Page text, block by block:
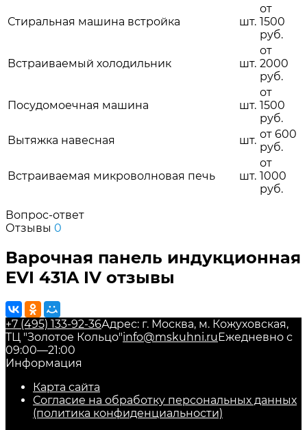
Стиральная машина встройка шт.
от
1500
руб.
Встраиваемый холодильник шт.
от
2000
руб.
Посудомоечная машина шт.
от
1500
руб.
Вытяжка навесная
шт. от 600
руб.
Встраиваемая микроволновая печь шт.
от
1000
руб.
Вопрос-ответ
Отзывы 0
Варочная панель индукционная
EVI 431A IV отзывы
+7 (495) 133-92-36Адрес: г. Москва, м. Кожуховская,
ТЦ "Золотое Кольцо"info@mskuhni.ru Ежедневно с
09:00—21:00
Информация
Карта сайта
Согласие на обработку персональных данных
(политика конфиденциальности)